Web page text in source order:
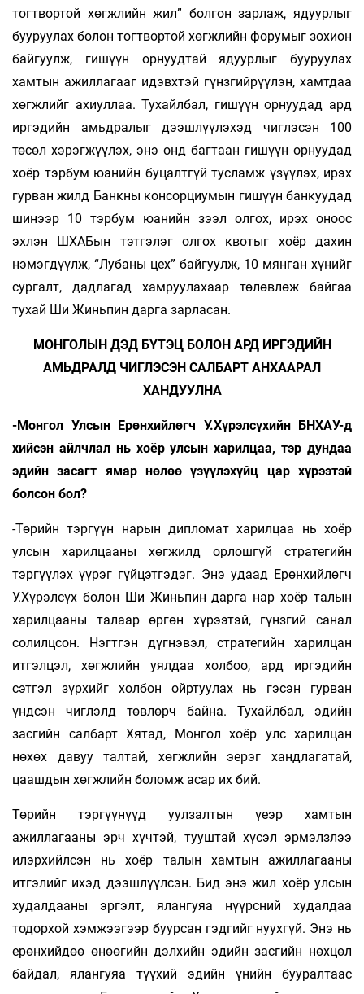
тогтвортой хөгжлийн жил” болгон зарлаж, ядуурлыг
бууруулах болон тогтвортой хөгжлийн форумыг зохион
байгуулж, гишүүн орнуудтай ядуурлыг бууруулах
хамтын ажиллагааг идэвхтэй гүнзгийрүүлэн, хамтдаа
хөгжлийг ахиуллаа. Тухайлбал, гишүүн орнуудад ард
иргэдийн амьдралыг дээшлүүлэхэд чиглэсэн 100
төсөл хэрэгжүүлэх, энэ онд багтаан гишүүн орнуудад
хоёр тэрбум юанийн буцалтгүй тусламж үзүүлэх, ирэх
гурван жилд Банкны консорциумын гишүүн банкуудад
шинээр 10 тэрбум юанийн зээл олгох, ирэх оноос
эхлэн ШХАБын тэтгэлэг олгох квотыг хоёр дахин
нэмэгдүүлж, “Лубаны цех” байгуулж, 10 мянган хүнийг
сургалт, дадлагад хамруулахаар төлөвлөж байгаа
тухай Ши Жиньпин дарга зарласан.
МОНГОЛЫН ДЭД БҮТЭЦ БОЛОН АРД ИРГЭДИЙН
АМЬДРАЛД ЧИГЛЭСЭН САЛБАРТ АНХААРАЛ
ХАНДУУЛНА
-Монгол Улсын Ерөнхийлөгч У.Хүрэлсүхийн БНХАУ-д
хийсэн айлчлал нь хоёр улсын харилцаа, тэр дундаа
эдийн засагт ямар нөлөө үзүүлэхүйц цар хүрээтэй
болсон бол?
-Төрийн тэргүүн нарын дипломат харилцаа нь хоёр
улсын харилцааны хөгжилд орлошгүй стратегийн
тэргүүлэх үүрэг гүйцэтгэдэг. Энэ удаад Ерөнхийлөгч
У.Хүрэлсүх болон Ши Жиньпин дарга нар хоёр талын
харилцааны талаар өргөн хүрээтэй, гүнзгий санал
солилцсон. Нэгтгэн дүгнэвэл, стратегийн харилцан
итгэлцэл, хөгжлийн уялдаа холбоо, ард иргэдийн
сэтгэл зүрхийг холбон ойртуулах нь гэсэн гурван
үндсэн чиглэлд төвлөрч байна. Тухайлбал, эдийн
засгийн салбарт Хятад, Монгол хоёр улс харилцан
нөхөх давуу талтай, хөгжлийн эерэг хандлагатай,
цаашдын хөгжлийн боломж асар их бий.
Төрийн тэргүүнүүд уулзалтын үеэр хамтын
ажиллагааны эрч хүчтэй, тууштай хүсэл эрмэлзлээ
илэрхийлсэн нь хоёр талын хамтын ажиллагааны
итгэлийг ихэд дээшлүүлсэн. Бид энэ жил хоёр улсын
худалдааны эргэлт, ялангуяа нүүрсний худалдаа
тодорхой хэмжээгээр буурсан гэдгийг нуухгүй. Энэ нь
ерөнхийдөө өнөөгийн дэлхийн эдийн засгийн нөхцөл
байдал, ялангуяа түүхий эдийн үнийн бууралтаас